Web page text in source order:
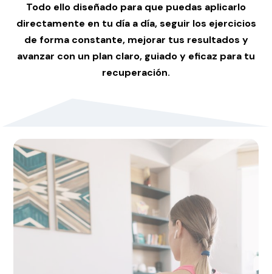
Todo ello diseñado para que puedas aplicarlo
directamente en tu día a día, seguir los ejercicios
de forma constante, mejorar tus resultados y
avanzar con un plan claro, guiado y eficaz para tu
recuperación.